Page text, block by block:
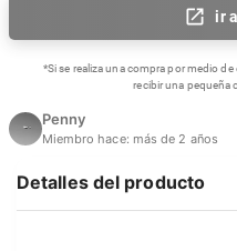
ir
*Si se realiza una compra por medio
recibir una pequeña
Penny
Miembro hace: más de 2 años
Detalles del producto